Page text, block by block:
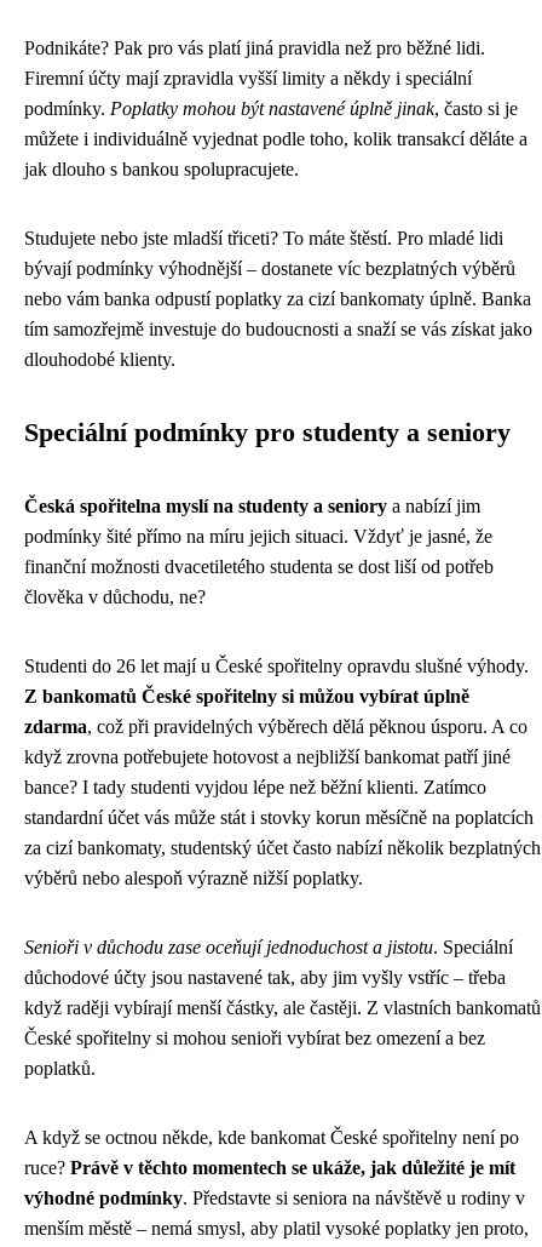
Podnikáte? Pak pro vás platí jiná pravidla než pro běžné lidi.
Firemní účty mají zpravidla vyšší limity a někdy i speciální
podmínky. Poplatky mohou být nastavené úplně jinak, často si je
můžete i individuálně vyjednat podle toho, kolik transakcí děláte a
jak dlouho s bankou spolupracujete.
Studujete nebo jste mladší třiceti? To máte štěstí. Pro mladé lidi
bývají podmínky výhodnější – dostanete víc bezplatných výběrů
nebo vám banka odpustí poplatky za cizí bankomaty úplně. Banka
tím samozřejmě investuje do budoucnosti a snaží se vás získat jako
dlouhodobé klienty.
Speciální podmínky pro studenty a seniory
Česká spořitelna myslí na studenty a seniory a nabízí jim
podmínky šité přímo na míru jejich situaci. Vždyť je jasné, že
finanční možnosti dvacetiletého studenta se dost liší od potřeb
člověka v důchodu, ne?
Studenti do 26 let mají u České spořitelny opravdu slušné výhody.
Z bankomatů České spořitelny si můžou vybírat úplně
zdarma, což při pravidelných výběrech dělá pěknou úsporu. A co
když zrovna potřebujete hotovost a nejbližší bankomat patří jiné
bance? I tady studenti vyjdou lépe než běžní klienti. Zatímco
standardní účet vás může stát i stovky korun měsíčně na poplatcích
za cizí bankomaty, studentský účet často nabízí několik bezplatných
výběrů nebo alespoň výrazně nižší poplatky.
Senioři v důchodu zase oceňují jednoduchost a jistotu. Speciální
důchodové účty jsou nastavené tak, aby jim vyšly vstříc – třeba
když raději vybírají menší částky, ale častěji. Z vlastních bankomatů
České spořitelny si mohou senioři vybírat bez omezení a bez
poplatků.
A když se octnou někde, kde bankomat České spořitelny není po
ruce? Právě v těchto momentech se ukáže, jak důležité je mít
výhodné podmínky. Představte si seniora na návštěvě u rodiny v
menším městě – nemá smysl, aby platil vysoké poplatky jen proto,